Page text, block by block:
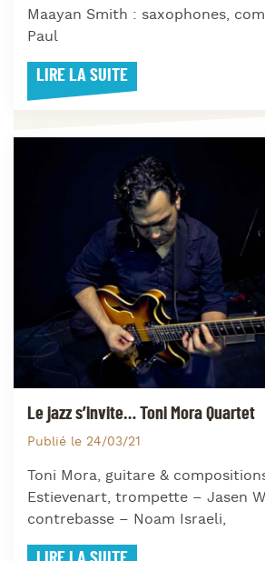
Maayan Smith : saxophones,
Paul
LIRE LA SUITE
Le jazz s’invite… Toni Mora Quartet
Publié le 24/03/21
Toni Mora, guitare &
Estievenart, trompette – Jasen
contrebasse – Noam Israeli,